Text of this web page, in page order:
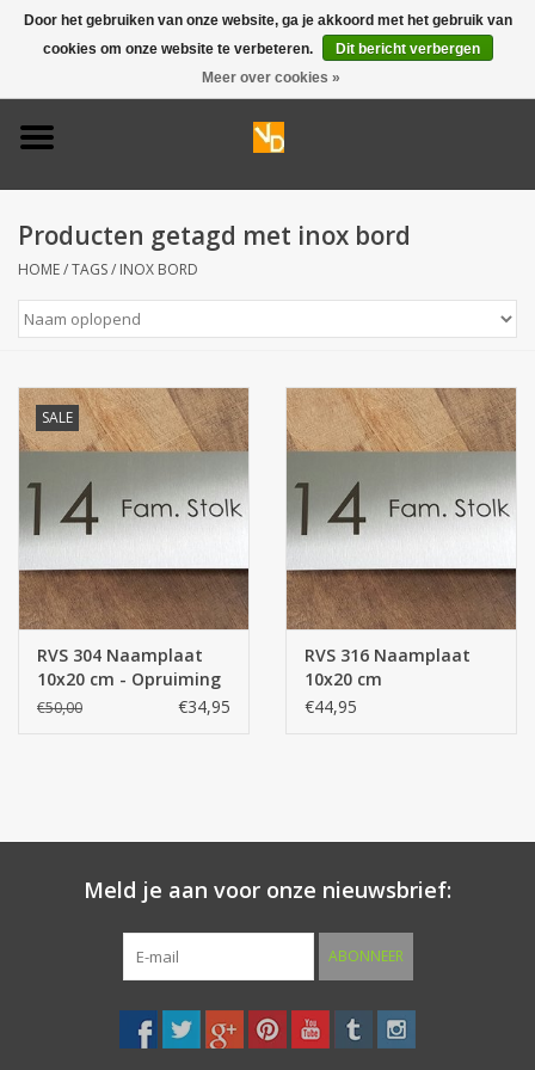
0 Artikelen - €0,00
Deurbel 304
Huisnummers
Naamplaten
Opruiming
Producten getagd met inox bord
HOME/TAGS/ INOX BORD
SALE
RVS 304 Naamplaat
10x20 cm - Opruiming
€50,00 €34,95
RVS 316 Naamplaat
10x20 cm
€44,95
Meld je aan voor onze nieuwsbrief:
ABONNEER
Door het gebruiken van onze website, ga je akkoord met het gebruik van
cookies om onze website te verbeteren.
Dit bericht verbergen
Meer over cookies »